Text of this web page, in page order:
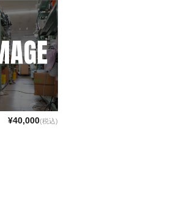
¥40,000(税込)